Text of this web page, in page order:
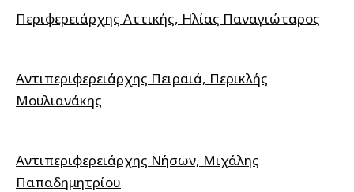
Περιφερειάρχης Αττικής, Ηλίας Παναγιώταρος
Αντιπεριφερειάρχης Πειραιά, Περικλής
Μουλιανάκης
Αντιπεριφερειάρχης Νήσων, Μιχάλης
Παπαδημητρίου